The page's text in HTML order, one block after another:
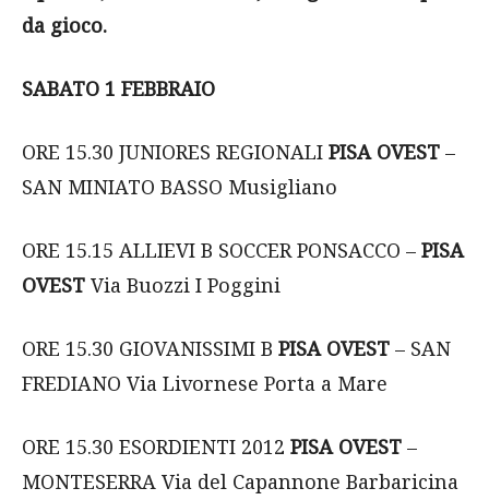
da gioco.
SABATO 1 FEBBRAIO
ORE 15.30 JUNIORES REGIONALI PISA OVEST –
SAN MINIATO BASSO Musigliano
ORE 15.15 ALLIEVI B SOCCER PONSACCO – PISA
OVEST Via Buozzi I Poggini
ORE 15.30 GIOVANISSIMI B PISA OVEST – SAN
FREDIANO Via Livornese Porta a Mare
ORE 15.30 ESORDIENTI 2012 PISA OVEST –
MONTESERRA Via del Capannone Barbaricina